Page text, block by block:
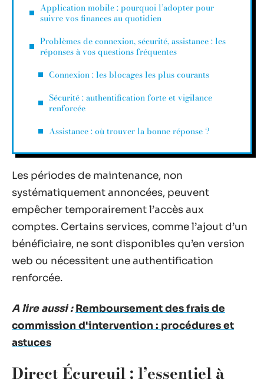
Application mobile : pourquoi l’adopter pour
suivre vos finances au quotidien
Problèmes de connexion, sécurité, assistance : les
réponses à vos questions fréquentes
Connexion : les blocages les plus courants
Sécurité : authentification forte et vigilance
renforcée
Assistance : où trouver la bonne réponse ?
Les périodes de maintenance, non
systématiquement annoncées, peuvent
empêcher temporairement l’accès aux
comptes. Certains services, comme l’ajout d’un
bénéficiaire, ne sont disponibles qu’en version
web ou nécessitent une authentification
renforcée.
A lire aussi : Remboursement des frais de
commission d'intervention : procédures et
astuces
Direct Écureuil : l’essentiel à